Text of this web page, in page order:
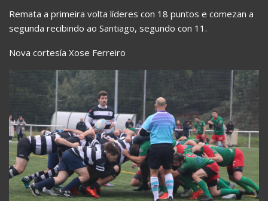
Remata a primeira volta líderes con 18 puntos e comezan a
segunda recibindo ao Santiago, segundo con 11.
Nova cortesía Xose Ferreiro